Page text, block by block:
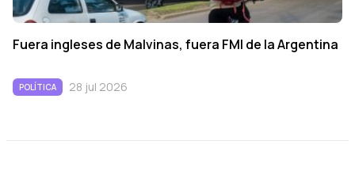
Fuera ingleses de Malvinas, fuera FMI de la Argentina
POLÍTICA 28 jul 2026